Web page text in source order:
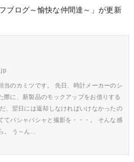
ブログ～愉快な仲間達～」が更新
当のカミツです。 先日、時計メーカーのシ
際に、新製品のモックアップをお借りする
、翌日には返却しなければいけなかったの
てパシャパシャと撮影を・・・。 そんな感
。 う～ん…